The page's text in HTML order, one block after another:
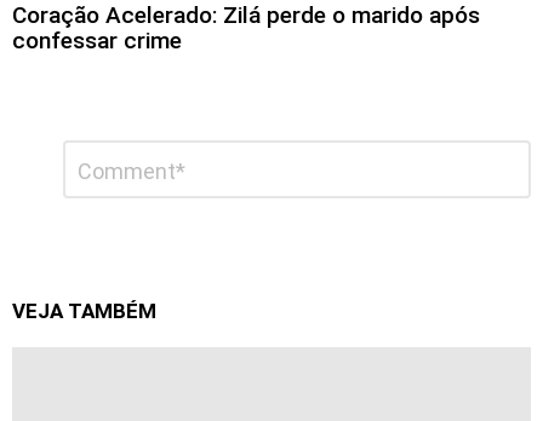
Coração Acelerado: Zilá perde o marido após
confessar crime
comentário
VEJA TAMBÉM